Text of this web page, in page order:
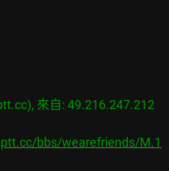
來自: 49.216.247.212
bbs/wearefriends/M.1